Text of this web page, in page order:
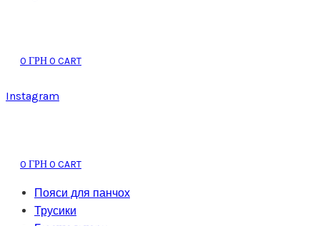
0 ГРН 0 CART
Instagram
0 ГРН 0 CART
Пояси для панчох
Трусики